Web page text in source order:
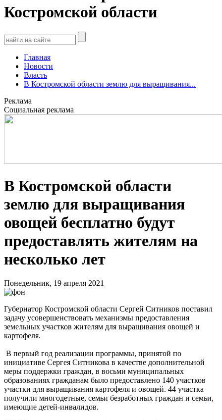
Костромской области
Главная
Новости
Власть
В Костромской области землю для выращивания...
Реклама
Социальная реклама
В Костромской области
землю для выращивания
овощей бесплатно будут
предоставлять жителям на
несколько лет
Понедельник, 19 апреля 2021
Губернатор Костромской области Сергей Ситников поставил
задачу усовершенствовать механизмы предоставления
земельных участков жителям для выращивания овощей и
картофеля.
В первый год реализации программы, принятой по
инициативе Сергея Ситникова в качестве дополнительной
меры поддержки граждан, в восьми муниципальных
образованиях гражданам было предоставлено 140 участков
участки для выращивания картофеля и овощей. 44 участка
получили многодетные, семьи безработных граждан и семьи,
имеющие детей-инвалидов.